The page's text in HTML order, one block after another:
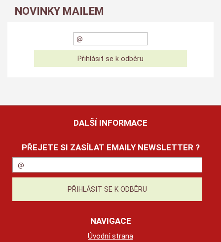
NOVINKY MAILEM
DALŠÍ INFORMACE
PŘEJETE SI ZASÍLAT EMAILY NEWSLETTER ?
NAVIGACE
Úvodní strana